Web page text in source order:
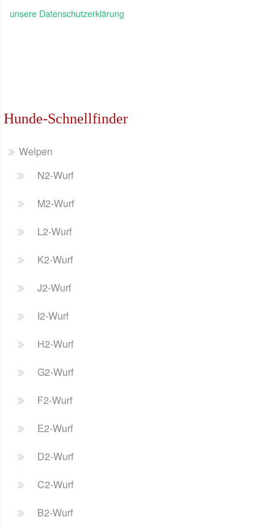
unsere Datenschutzerklärung
Hunde-Schnellfinder
Welpen
N2-Wurf
M2-Wurf
L2-Wurf
K2-Wurf
J2-Wurf
I2-Wurf
H2-Wurf
G2-Wurf
F2-Wurf
E2-Wurf
D2-Wurf
C2-Wurf
B2-Wurf